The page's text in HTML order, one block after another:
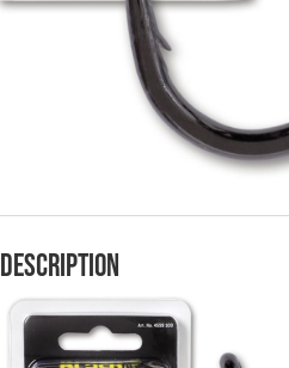
Description